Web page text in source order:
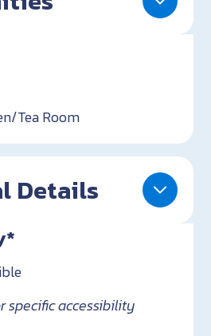
Tea Room
Details
specific accessibility